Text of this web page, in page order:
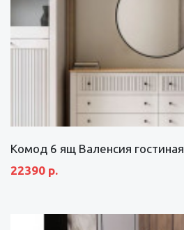
Комод 6 ящ Валенсия гостиная
22390 р.